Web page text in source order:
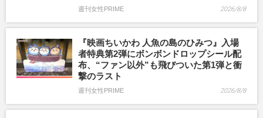
週刊女性PRIME 2026/8/8
『映画ちいかわ 人魚の島のひみつ』入場
者特典第2弾にボンボンドロップシール配
布、“ファン以外”も飛びついた第1弾と衝
撃のラスト
週刊女性PRIME 2026/8/8